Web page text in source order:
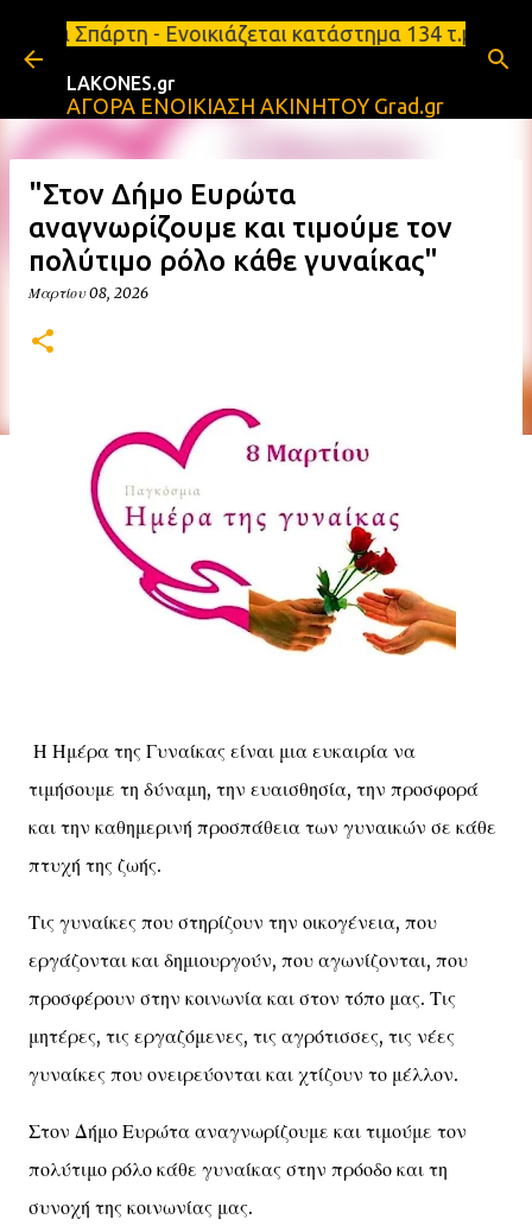
Μετάβαση στο κύριο περιεχόμενο
κατάστημα 134 τ.μ, με
LAKONES.gr
ΑΓΟΡΑ ΕΝΟΙΚΙΑΣΗ ΑΚΙΝΗΤΟΥ Grad.gr
"Στον Δήμο Ευρώτα
αναγνωρίζουμε και τιμούμε τον
πολύτιμο ρόλο κάθε γυναίκας"
Μαρτίου 08, 2026
Η Ημέρα της Γυναίκας είναι μια ευκαιρία να
τιμήσουμε τη δύναμη, την ευαισθησία, την προσφορά
και την καθημερινή προσπάθεια των γυναικών σε κάθε
πτυχή της ζωής.
Τις γυναίκες που στηρίζουν την οικογένεια, που
εργάζονται και δημιουργούν, που αγωνίζονται, που
προσφέρουν στην κοινωνία και στον τόπο μας. Τις
μητέρες, τις εργαζόμενες, τις αγρότισσες, τις νέες
γυναίκες που ονειρεύονται και χτίζουν το μέλλον.
Στον Δήμο Ευρώτα αναγνωρίζουμε και τιμούμε τον
πολύτιμο ρόλο κάθε γυναίκας στην πρόοδο και τη
συνοχή της κοινωνίας μας.